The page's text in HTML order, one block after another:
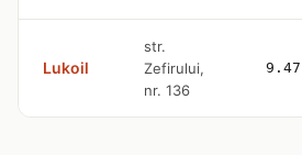
Lukoil
str.
Zefirului,
nr. 136
9.47